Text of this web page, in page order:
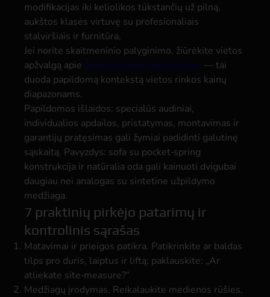
modifikacijas iki keliolikos tūkstančių už pilną,
aukštos klasės virtuvę su profesionaliais
stalviršiais ir furnitūra.
Jei norite skaitmeninio palyginimo, žiūrėkite vietos
apžvalgą apie populiariausių baldų kainas — tai
duoda papildomą kontekstą vietos rinkos kainų
diapazonams.
Papildomos išlaidos: specialūs audiniai,
individualios apdailos, pristatymas, montavimas ir
garantijų pratęsimas gali žymiai padidinti galutinę
sąskaitą. Pavyzdys: sofa su pocket‑spring
konstrukcija ir natūralia oda gali kainuoti dvigubai
daugiau nei analogas su sintetine užpildymo
medžiaga.
7 praktinių pirkėjo patarimų ir
kontrolinis sąrašas
Matavimai ir prieigos patikra. Patikrinkite ar baldas
tilps pro duris, laiptus ir liftą; paklauskite: „Ar
atliekate site‑measure?“
Medžiagų įrodymas. Reikalaukite medienos rūšies,